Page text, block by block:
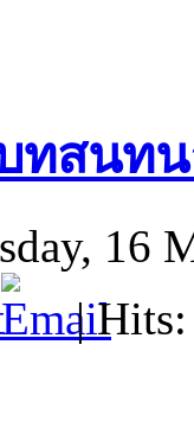
ทสนทน
16
| Hits: